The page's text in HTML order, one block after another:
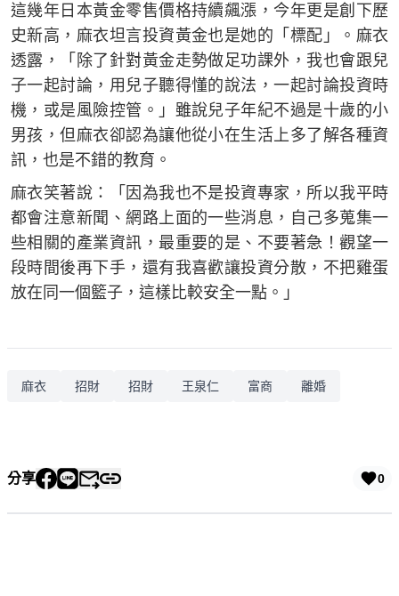
這幾年日本黃金零售價格持續飆漲，今年更是創下歷
史新高，麻衣坦言投資黃金也是她的「標配」。麻衣
透露，「除了針對黃金走勢做足功課外，我也會跟兒
子一起討論，用兒子聽得懂的說法，一起討論投資時
機，或是風險控管。」雖說兒子年紀不過是十歲的小
男孩，但麻衣卻認為讓他從小在生活上多了解各種資
訊，也是不錯的教育。
麻衣笑著說：「因為我也不是投資專家，所以我平時
都會注意新聞、網路上面的一些消息，自己多蒐集一
些相關的產業資訊，最重要的是、不要著急！觀望一
段時間後再下手，還有我喜歡讓投資分散，不把雞蛋
放在同一個籃子，這樣比較安全一點。」
麻衣 招財 招財 王泉仁 富商 離婚
分享 0